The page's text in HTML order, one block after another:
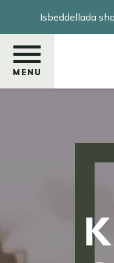
main
content
Isbeddellada
MENU